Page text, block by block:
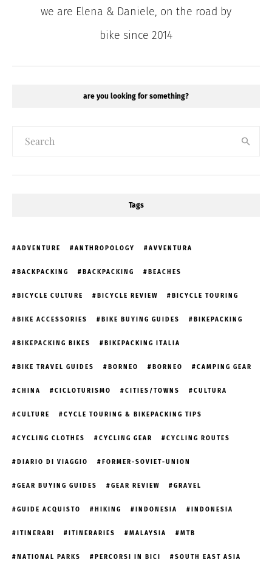
we are Elena & Daniele, on the road by
bike since 2014
are you looking for something?
Tags
ADVENTURE ANTHROPOLOGY AVVENTURA
BACKPACKING BACKPACKING BEACHES
BICYCLE CULTURE BICYCLE REVIEW BICYCLE TOURING
BIKE ACCESSORIES BIKE BUYING GUIDES BIKEPACKING
BIKEPACKING BIKES BIKEPACKING ITALIA
BIKE TRAVEL GUIDES BORNEO BORNEO CAMPING GEAR
CHINA CICLOTURISMO CITIES/TOWNS CULTURA
CULTURE CYCLE TOURING & BIKEPACKING TIPS
CYCLING CLOTHES CYCLING GEAR CYCLING ROUTES
DIARIO DI VIAGGIO FORMER-SOVIET-UNION
GEAR BUYING GUIDES GEAR REVIEW GRAVEL
GUIDE ACQUISTO HIKING INDONESIA INDONESIA
ITINERARI ITINERARIES MALAYSIA MTB
NATIONAL PARKS PERCORSI IN BICI SOUTH EAST ASIA